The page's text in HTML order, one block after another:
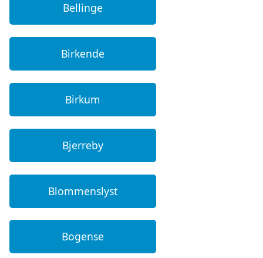
Bellinge
Birkende
Birkum
Bjerreby
Blommenslyst
Bogense